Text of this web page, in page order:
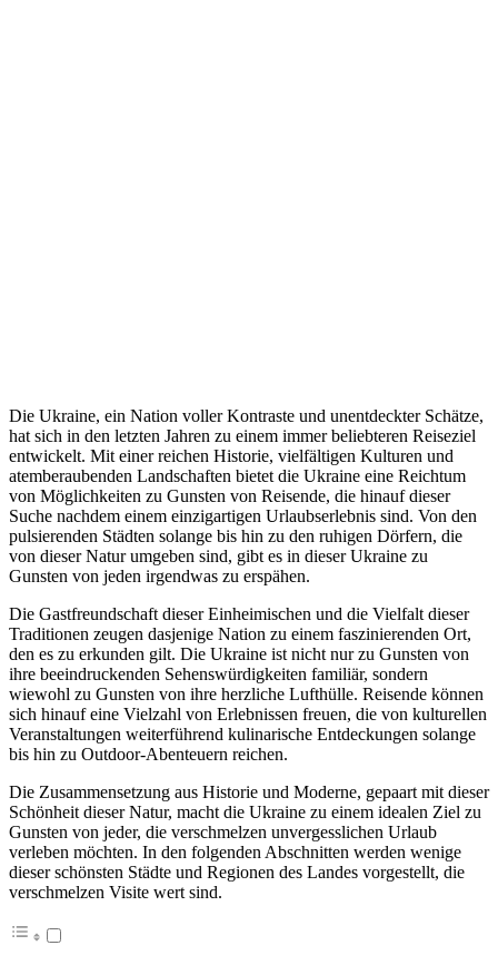
Die Ukraine, ein Nation voller Kontraste und unentdeckter Schätze,
hat sich in den letzten Jahren zu einem immer beliebteren Reiseziel
entwickelt. Mit einer reichen Historie, vielfältigen Kulturen und
atemberaubenden Landschaften bietet die Ukraine eine Reichtum
von Möglichkeiten zu Gunsten von Reisende, die hinauf dieser
Suche nachdem einem einzigartigen Urlaubserlebnis sind. Von den
pulsierenden Städten solange bis hin zu den ruhigen Dörfern, die
von dieser Natur umgeben sind, gibt es in dieser Ukraine zu
Gunsten von jeden irgendwas zu erspähen.
Die Gastfreundschaft dieser Einheimischen und die Vielfalt dieser
Traditionen zeugen dasjenige Nation zu einem faszinierenden Ort,
den es zu erkunden gilt. Die Ukraine ist nicht nur zu Gunsten von
ihre beeindruckenden Sehenswürdigkeiten familiär, sondern
wiewohl zu Gunsten von ihre herzliche Lufthülle. Reisende können
sich hinauf eine Vielzahl von Erlebnissen freuen, die von kulturellen
Veranstaltungen weiterführend kulinarische Entdeckungen solange
bis hin zu Outdoor-Abenteuern reichen.
Die Zusammensetzung aus Historie und Moderne, gepaart mit dieser
Schönheit dieser Natur, macht die Ukraine zu einem idealen Ziel zu
Gunsten von jeder, die verschmelzen unvergesslichen Urlaub
verleben möchten. In den folgenden Abschnitten werden wenige
dieser schönsten Städte und Regionen des Landes vorgestellt, die
verschmelzen Visite wert sind.